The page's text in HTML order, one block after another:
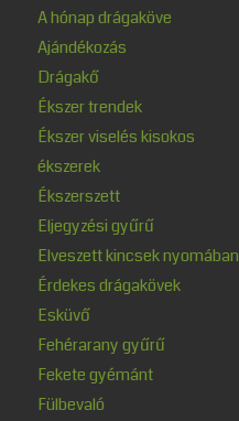
A hónap drágaköve
Ajándékozás
Drágakő
Ékszer trendek
Ékszer viselés kisokos
ékszerek
Ékszerszett
Eljegyzési gyűrű
Elveszett kincsek nyomában
Érdekes drágakövek
Esküvő
Fehérarany gyűrű
Fekete gyémánt
Fülbevaló